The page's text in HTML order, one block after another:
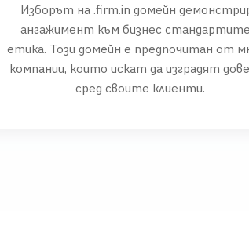
Изборът на .firm.in домейн
ангажимент към бизнес
етика. Този домейн е предпочитан от
компании, които искат да изградят
сред своите клиенти.